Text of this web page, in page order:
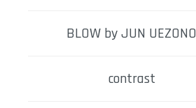
BLOW by JUN UEZONO
contrast